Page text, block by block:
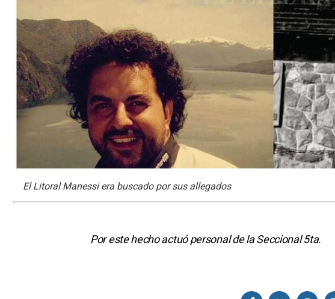
El Litoral Manessi era buscado por sus allegados
Por este hecho actuó personal de la Seccional 5ta.